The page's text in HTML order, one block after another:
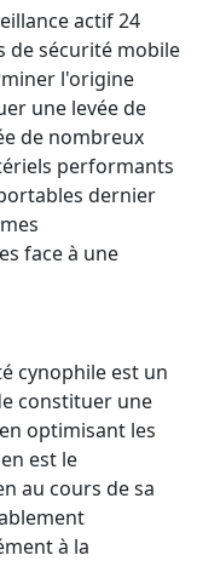
actif 24
de sécurité mobile
l'origine
une levée de
de nombreux
performants
dernier
face à une
cynophile est un
constituer une
optimisant les
est le
au cours de sa
à la